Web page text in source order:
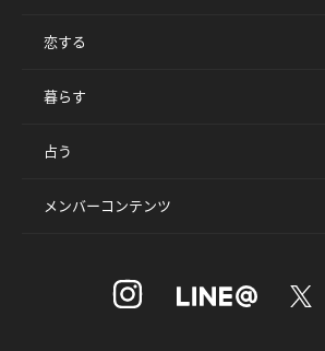
恋する
暮らす
占う
メンバーコンテンツ